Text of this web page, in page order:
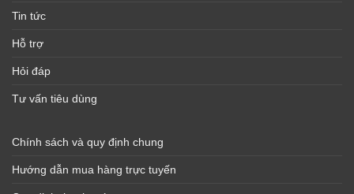
Tin tức
Hỗ trợ
Hỏi đáp
Tư vấn tiêu dùng
Chính sách và quy định chung
Hướng dẫn mua hàng trực tuyến